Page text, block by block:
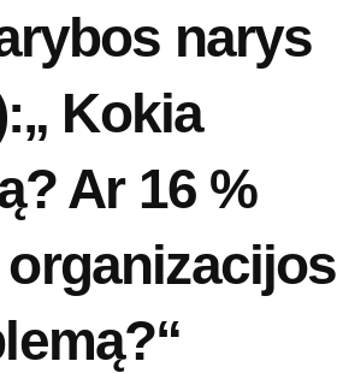
narys
Kokia
Ar 16 %